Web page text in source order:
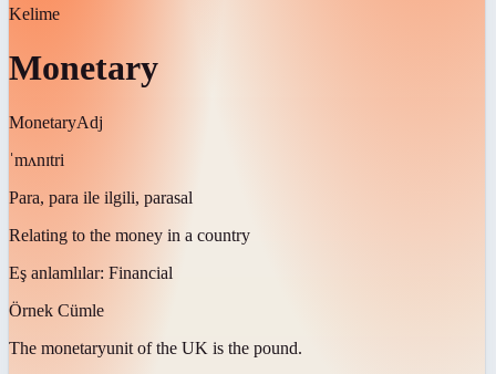
Kelime
Monetary
MonetaryAdj
ˈmʌnɪtri
Para, para ile ilgili, parasal
Relating to the money in a country
Eş anlamlılar: Financial
Örnek Cümle
The monetaryunit of the UK is the pound.